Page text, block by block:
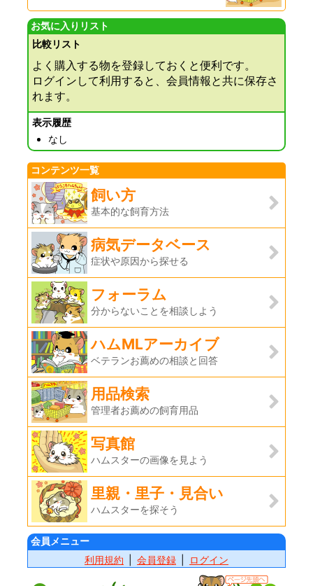
お気に入りリスト
比較リスト
よく購入する物を登録しておくと便利です。
ログインして利用すると、会員情報と共に保存さ
れます。
表示履歴
なし
コンテンツ一覧
飼い方
基本的な飼育方法
病気データベース
症状や原因から探せる
フォーラム
分からないことを相談しよう
ハムMLアーカイブ
ベテランお薦めの相談と回答
用品検索
管理者お薦めの飼育用品
写真館
ハムスターの画像を見よう
里親・里子・見合い
ハムスターを探そう
会員メニュー
利用規約
会員登録 ログイン